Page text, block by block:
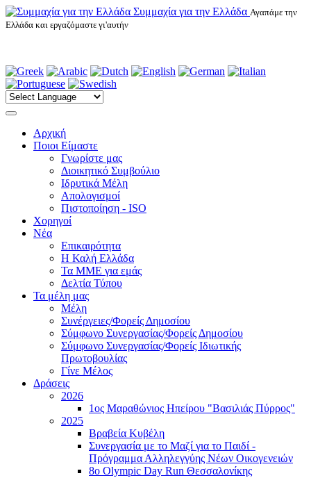
Συμμαχία για την Ελλάδα Αγαπάμε την
Ελλάδα και εργαζόμαστε γι'αυτήν
Αρχική
Ποιοι Είμαστε
Γνωρίστε μας
Διοικητικό Συμβούλιο
Ιδρυτικά Μέλη
Απολογισμοί
Πιστοποίηση - ISO
Χορηγοί
Νέα
Επικαιρότητα
H Καλή Ελλάδα
Τα ΜΜΕ για εμάς
Δελτία Τύπου
Τα μέλη μας
Μέλη
Συνέργειες/Φορείς Δημοσίου
Σύμφωνο Συνεργασίας/Φορείς Δημοσίου
Σύμφωνο Συνεργασίας/Φορείς Ιδιωτικής
Πρωτοβουλίας
Γίνε Μέλος
Δράσεις
2026
1ος Μαραθώνιος Ηπείρου "Βασιλιάς Πύρρος"
2025
Βραβεία Κυβέλη
Συνεργασία με το Μαζί για το Παιδί -
Πρόγραμμα Αλληλεγγύης Νέων Οικογενειών
8ο Olympic Day Run Θεσσαλονίκης